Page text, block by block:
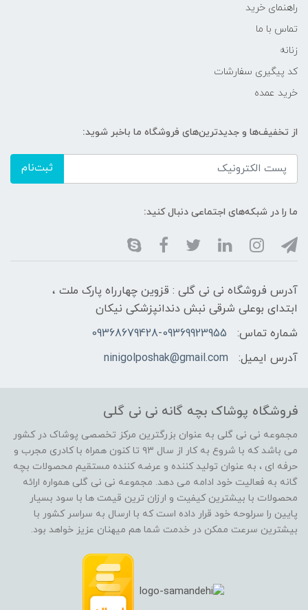
راهنمای خرید
تماس با ما
زنانه
کد پیگیری سفارشات
خرید عمده
از تخفیف‌ها و جدیدترین‌های فروشگاه ما باخبر شوید:
ثبت‌نام
ما را در شبکه‌های اجتماعی دنبال کنید:
آدرس فروشگاه نی نی گلی : قزوین چهارراه پارک ملت ،
ابتدای بوعلی شرقی نبش دندانپزشکی نیکان
شماره تماس:
09368679428-09369923955
آدرس ایمیل:
ninigolposhak@gmail.com
فروشگاه پوشاک بچه گانه نی نی گلی
مجموعه نی نی گلی به عنوان بزرگترین مرکز تخصصی پوشاک در کشور
می باشد که با شروع به کار از سال ۹۳ تا کنون همراه با کادری مجرب و
حرفه ای ، به عنوان تولید کننده و عرضه کننده مستقیم محصولات بچه
گانه به فعالیت خود ادامه می دهد. مجموعه نی نی گلی همواره ارائه
محصولات با بیشترین کیفیت و ارزان ترین قیمت ها با سود بسیار
پایین را سرلوحه خود قرار داده است که با ارسال به سراسر کشور با
بیشترین سرعت ممکن در خدمت شما هم میهنان عزیز خواهد بود.